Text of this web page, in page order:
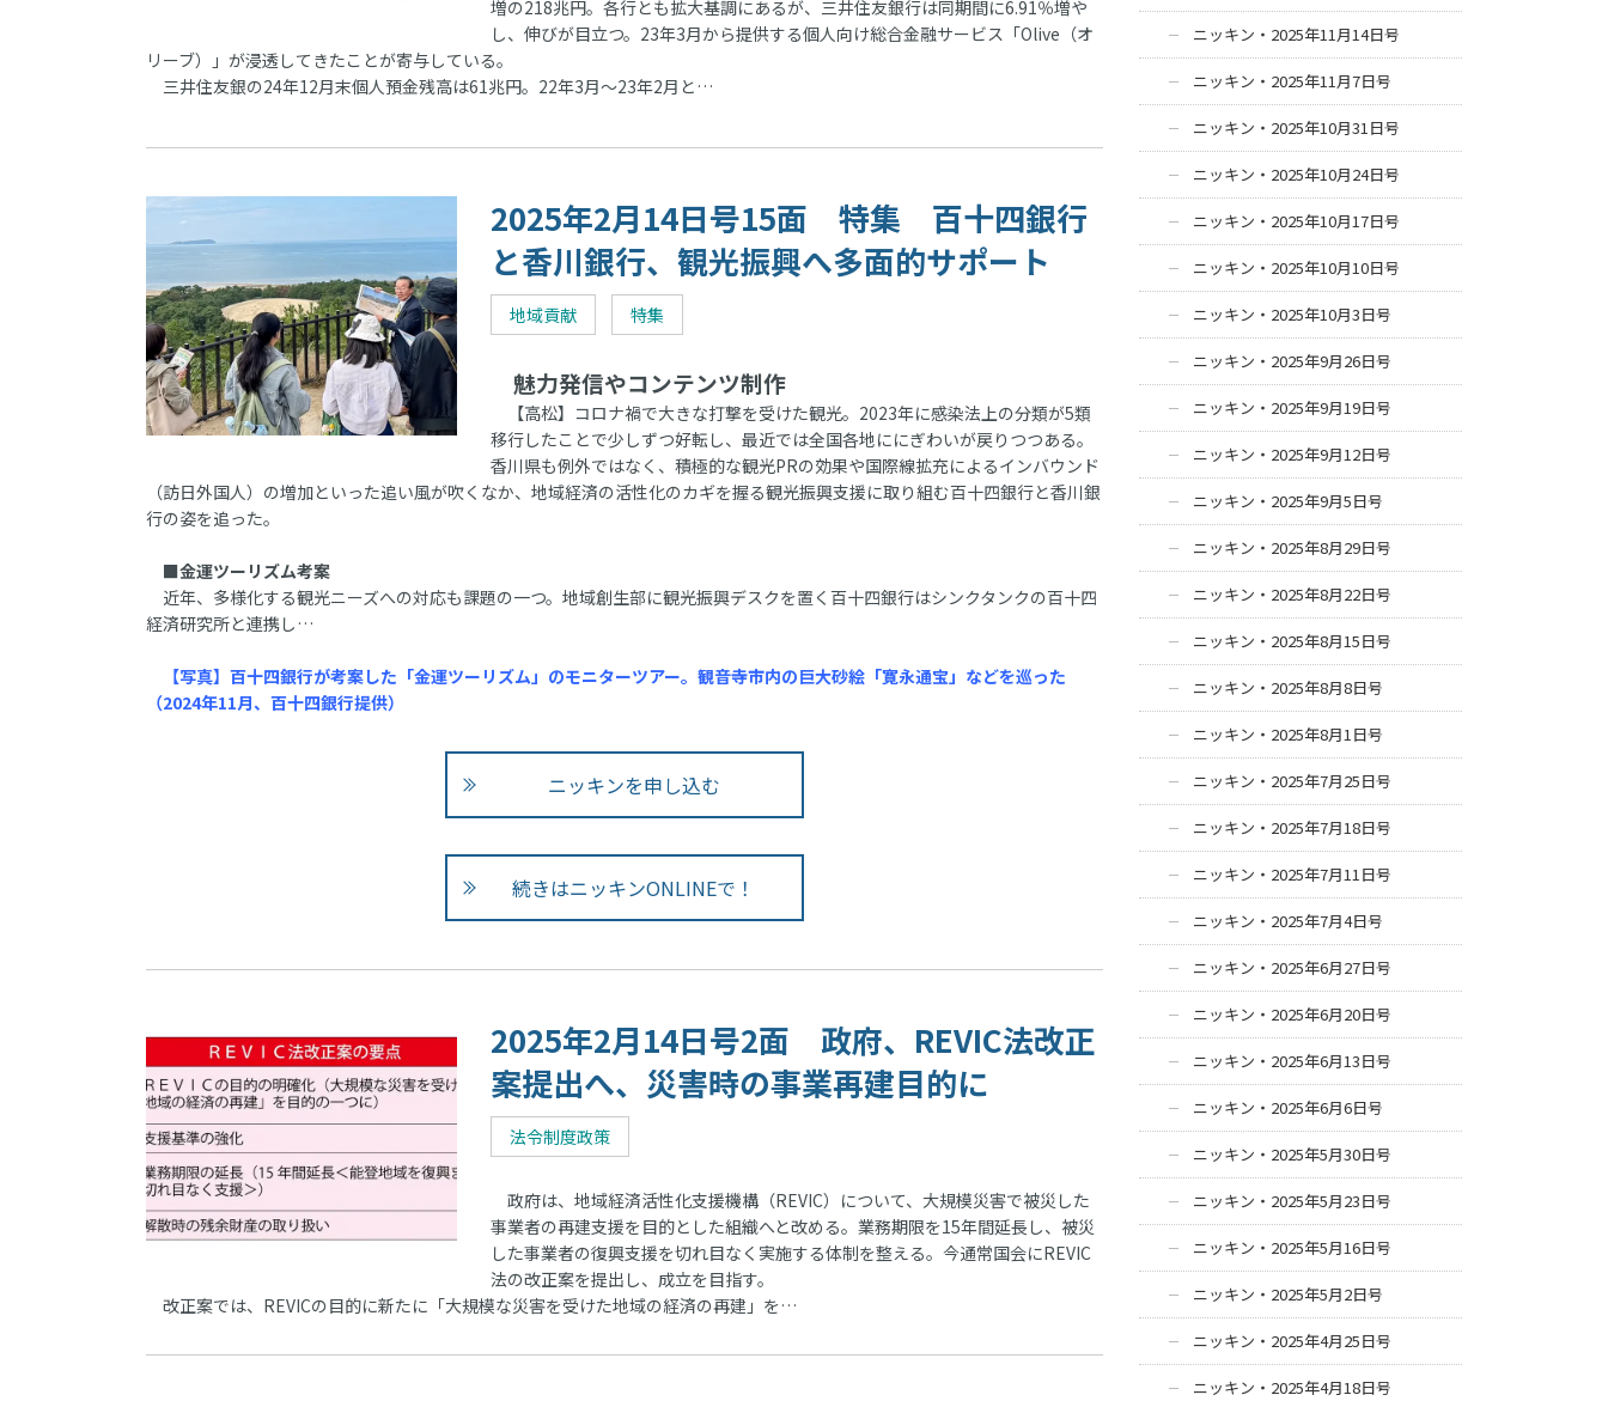
増の218兆円。各行とも拡大基調にあるが、三井住友銀行は同期間に6.91％増や
し、伸びが目立つ。23年3月から提供する個人向け総合金融サービス「Olive（オ
リーブ）」が浸透してきたことが寄与している。
三井住友銀の24年12月末個人預金残高は61兆円。22年3月～23年2月と…
2025年2月14日号15面 特集 百十四銀行
と香川銀行、観光振興へ多面的サポート
地域貢献 特集
魅力発信やコンテンツ制作
【高松】コロナ禍で大きな打撃を受けた観光。2023年に感染法上の分類が5類
移行したことで少しずつ好転し、最近では全国各地ににぎわいが戻りつつある。
香川県も例外ではなく、積極的な観光PRの効果や国際線拡充によるインバウンド
（訪日外国人）の増加といった追い風が吹くなか、地域経済の活性化のカギを握る観光振興支援に取り組む百十四銀行と香川銀
行の姿を追った。
■金運ツーリズム考案
近年、多様化する観光ニーズへの対応も課題の一つ。地域創生部に観光振興デスクを置く百十四銀行はシンクタンクの百十四
経済研究所と連携し…
【写真】百十四銀行が考案した「金運ツーリズム」のモニターツアー。観音寺市内の巨大砂絵「寛永通宝」などを巡った
（2024年11月、百十四銀行提供）
ニッキンを申し込む
続きはニッキンONLINEで！
2025年2月14日号2面 政府、REVIC法改正
案提出へ、災害時の事業再建目的に
法令制度政策
政府は、地域経済活性化支援機構（REVIC）について、大規模災害で被災した
事業者の再建支援を目的とした組織へと改める。業務期限を15年間延長し、被災
した事業者の復興支援を切れ目なく実施する体制を整える。今通常国会にREVIC
法の改正案を提出し、成立を目指す。
改正案では、REVICの目的に新たに「大規模な災害を受けた地域の経済の再建」を…
ニッキン・2025年11月14日号
ニッキン・2025年11月7日号
ニッキン・2025年10月31日号
ニッキン・2025年10月24日号
ニッキン・2025年10月17日号
ニッキン・2025年10月10日号
ニッキン・2025年10月3日号
ニッキン・2025年9月26日号
ニッキン・2025年9月19日号
ニッキン・2025年9月12日号
ニッキン・2025年9月5日号
ニッキン・2025年8月29日号
ニッキン・2025年8月22日号
ニッキン・2025年8月15日号
ニッキン・2025年8月8日号
ニッキン・2025年8月1日号
ニッキン・2025年7月25日号
ニッキン・2025年7月18日号
ニッキン・2025年7月11日号
ニッキン・2025年7月4日号
ニッキン・2025年6月27日号
ニッキン・2025年6月20日号
ニッキン・2025年6月13日号
ニッキン・2025年6月6日号
ニッキン・2025年5月30日号
ニッキン・2025年5月23日号
ニッキン・2025年5月16日号
ニッキン・2025年5月2日号
ニッキン・2025年4月25日号
ニッキン・2025年4月18日号